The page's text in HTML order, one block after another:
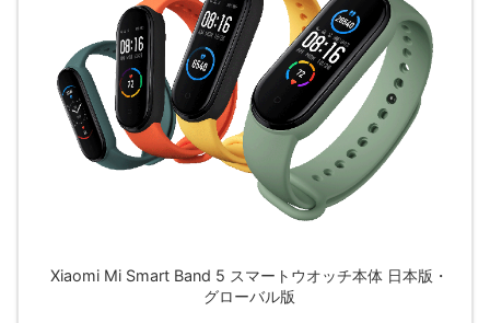
Xiaomi Mi Smart Band 5 スマートウオッチ本体 日本版・
グローバル版